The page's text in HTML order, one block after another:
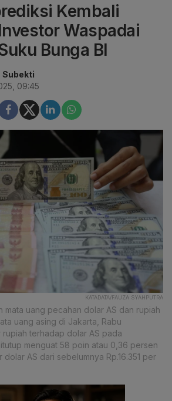
Kembali
Waspadai
Bunga BI
Subekti
09:45
KATADATA/FAUZA SYAHPUTRA
mata uang pecahan dolar AS dan rupiah
uang asing di Jakarta, Rabu
rupiah terhadap dolar AS pada
menguat 58 poin atau 0,36 persen
dolar AS dari sebelumnya Rp.16.351 per